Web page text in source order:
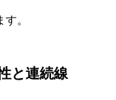
。
と連続線